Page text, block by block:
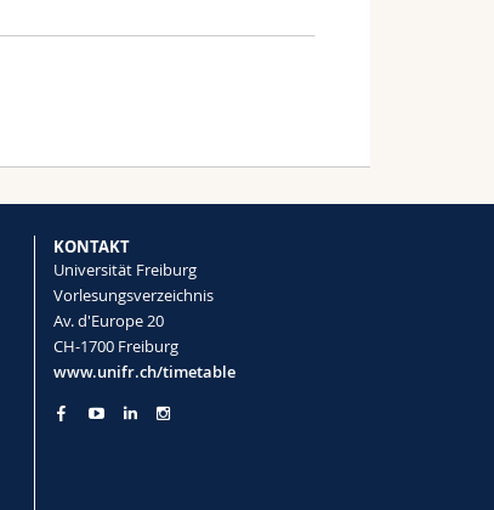
KONTAKT
Universität Freiburg
Vorlesungsverzeichnis
Av. d'Europe 20
CH-1700 Freiburg
www.unifr.ch/timetable